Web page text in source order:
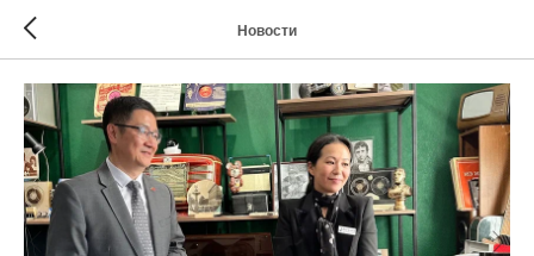
Новости